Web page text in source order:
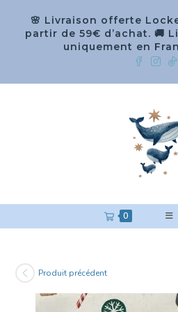
🌸 Livraison offerte
partir de 59€ d’achat. 🚚
uniquement en
0
Produit précédent